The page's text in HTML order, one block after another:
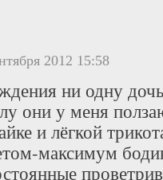
2012 15:58
ни одну
они у меня
и лёгкой
максимум